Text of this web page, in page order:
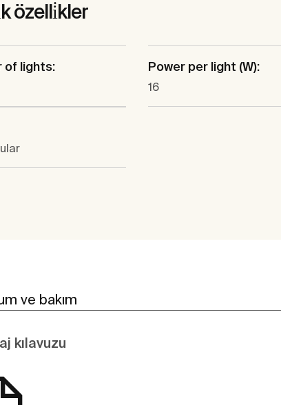
özelli̇kler
of lights: Power per light (W):
16
ve bakım
kılavuzu